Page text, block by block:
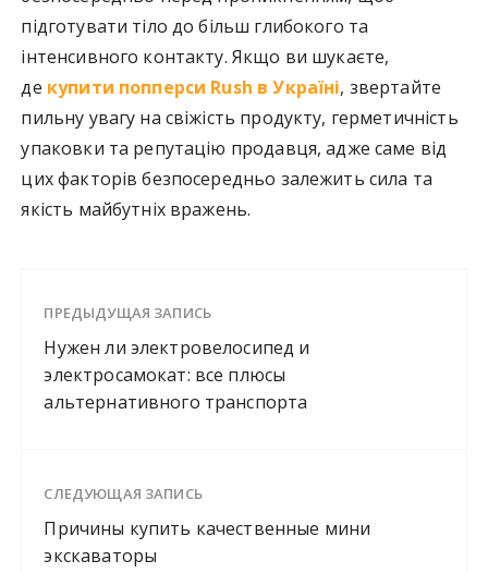
підготувати тіло до більш глибокого та
інтенсивного контакту. Якщо ви шукаєте,
де купити попперси Rush в Україні, звертайте
пильну увагу на свіжість продукту, герметичність
упаковки та репутацію продавця, адже саме від
цих факторів безпосередньо залежить сила та
якість майбутніх вражень.
ПРЕДЫДУЩАЯ ЗАПИСЬ
Нужен ли электровелосипед и
электросамокат: все плюсы
альтернативного транспорта
СЛЕДУЮЩАЯ ЗАПИСЬ
Причины купить качественные мини
экскаваторы